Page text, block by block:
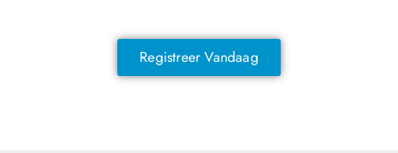
Registreer Vandaag